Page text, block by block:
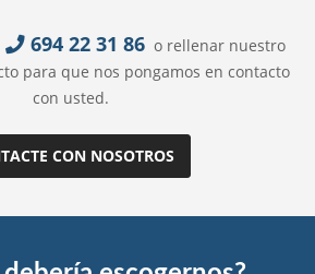
694 22 31 86 o rellenar nuestro
para que nos pongamos en contacto
con usted.
CON NOSOTROS